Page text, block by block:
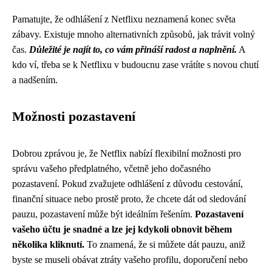
Pamatujte, že odhlášení z Netflixu neznamená konec světa
zábavy. Existuje mnoho alternativních způsobů, jak trávit volný
čas. Důležité je najít to, co vám přináší radost a naplnění. A
kdo ví, třeba se k Netflixu v budoucnu zase vrátíte s novou chutí
a nadšením.
Možnosti pozastavení
Dobrou zprávou je, že Netflix nabízí flexibilní možnosti pro
správu vašeho předplatného, včetně jeho dočasného
pozastavení. Pokud zvažujete odhlášení z důvodu cestování,
finanční situace nebo prostě proto, že chcete dát od sledování
pauzu, pozastavení může být ideálním řešením. Pozastavení
vašeho účtu je snadné a lze jej kdykoli obnovit během
několika kliknutí. To znamená, že si můžete dát pauzu, aniž
byste se museli obávat ztráty vašeho profilu, doporučení nebo